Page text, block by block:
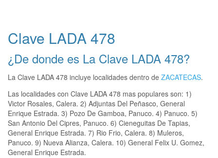
Clave LADA 478
¿De donde es La Clave LADA 478?
La Clave LADA 478 incluye localidades dentro de ZACATECAS.
Las localidades con Clave LADA 478 mas populares son: 1)
Victor Rosales, Calera. 2) Adjuntas Del Peñasco, General
Enrique Estrada. 3) Pozo De Gamboa, Panuco. 4) Panuco. 5)
San Antonio Del Cipres, Panuco. 6) Cieneguitas De Tapias,
General Enrique Estrada. 7) Rio Frio, Calera. 8) Muleros,
Panuco. 9) Nueva Alianza, Calera. 10) General Felix U. Gomez,
General Enrique Estrada.